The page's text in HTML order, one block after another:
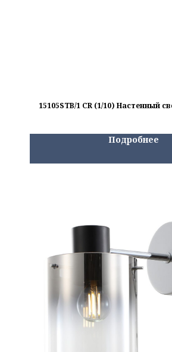
15105STB/1 CR (1/10) Настенный
Подробнее